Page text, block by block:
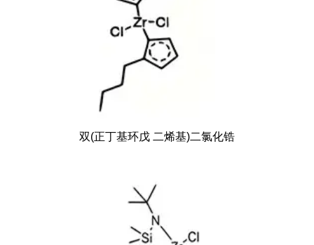
双(正丁基环戊 二烯基)二氯化锆